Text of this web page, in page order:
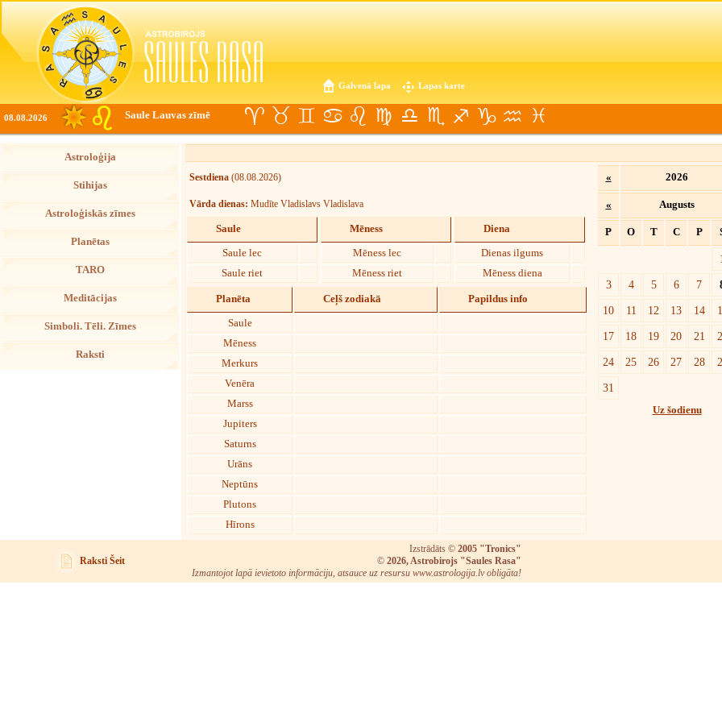
Galvenā lapa Lapas karte
08.08.2026 Saule Lauvas zīmē
Astroloģija
Stihijas
Astroloģiskās zīmes
Planētas
TARO
Meditācijas
Simboli. Tēli. Zīmes
Raksti
Sestdiena (08.08.2026)
Vārda dienas: Mudīte Vladislavs Vladislava
Saule
Saule lec
Saule riet
Mēness
Mēness lec
Mēness riet
Diena
Dienas ilgums
Mēness diena
Planēta Ceļš zodiakā Papildus info
Saule
Mēness
Merkurs
Venēra
Marss
Jupiters
Saturns
Urāns
Neptūns
Plutons
Hīrons
« 2026
« Augusts
P O T C P
3
4 5 6 7
10
11 12 13 14
17
18 19 20 21
24
25 26 27 28
31
Uz šodienu
Raksti Šeit
Izstrādāts © 2005 "Tronics"
© 2026, Astrobirojs "Saules Rasa"
Izmantojot lapā ievietoto informāciju, atsauce uz resursu www.astrologija.lv obligāta!